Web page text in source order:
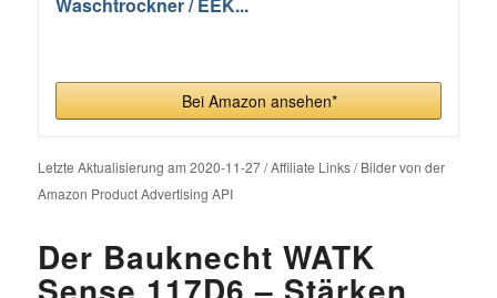
Bei Amazon ansehen*
Letzte Aktualisierung am 2020-11-27 / Affiliate Links / Bilder von der
Amazon Product Advertising API
Der Bauknecht WATK